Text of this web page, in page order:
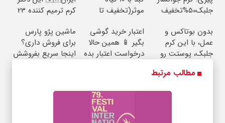
جلبک50%تخفیف
موثر(تخفیف تا
کرم ترمیم کننده 23
بدون بوتاکس و
عمل، با این کرم
جلبک، پوستت رو
اعتبار خرید گوشی
بگیر 📱 همین حالا
درخواست اعتبار بده
ماشین پژو پارس
برای فروش داری؟
اینجا سریع بفروشش
مطالب مرتبط